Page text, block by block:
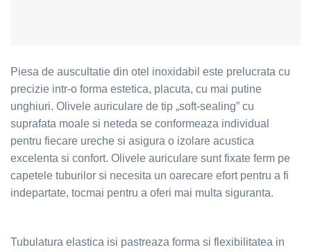
Piesa de auscultatie din otel inoxidabil este prelucrata cu
precizie intr-o forma estetica, placuta, cu mai putine
unghiuri. Olivele auriculare de tip „soft-sealing” cu
suprafata moale si neteda se conformeaza individual
pentru fiecare ureche si asigura o izolare acustica
excelenta si confort. Olivele auriculare sunt fixate ferm pe
capetele tuburilor si necesita un oarecare efort pentru a fi
indepartate, tocmai pentru a oferi mai multa siguranta.
Tubulatura elastica isi pastreaza forma si flexibilitatea in